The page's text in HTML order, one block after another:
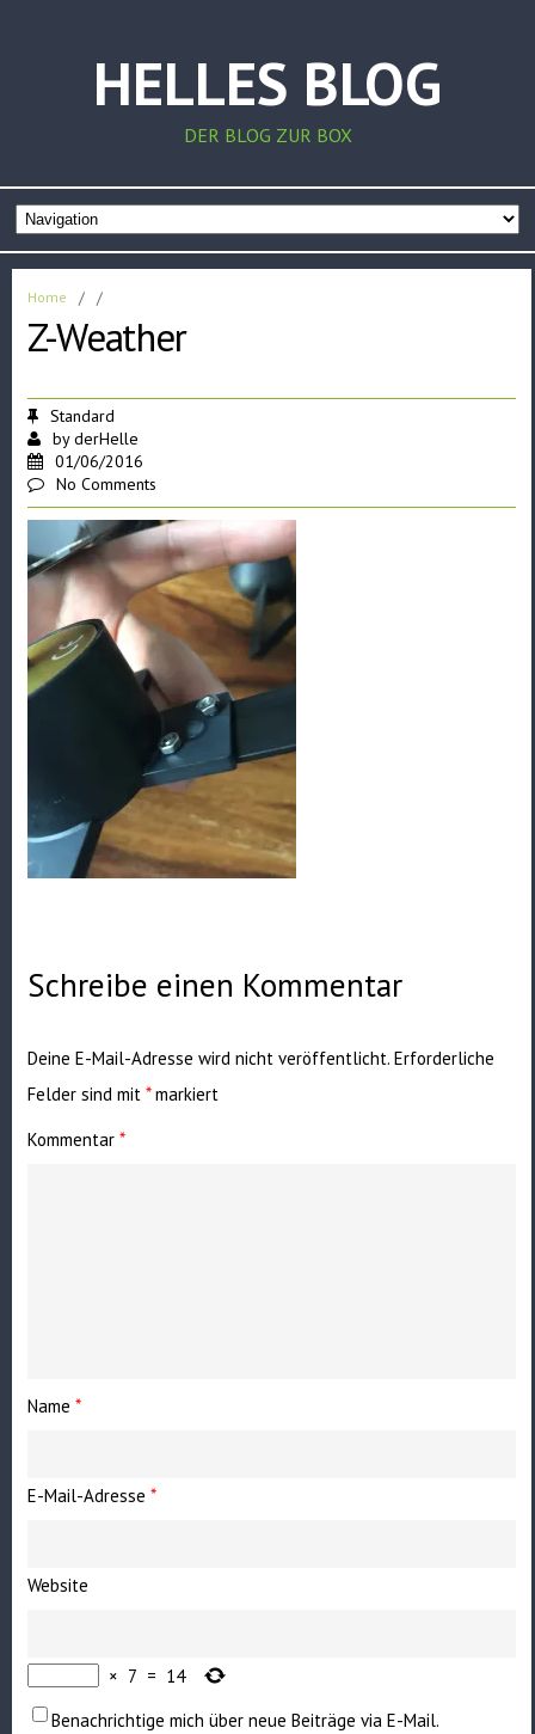
HELLES BLOG
DER BLOG ZUR BOX
Home / /
Z-Weather
Standard
byderHelle
01/06/2016
No Comments
Schreibe einen Kommentar
Deine E-Mail-Adresse wird nicht veröffentlicht. Erforderliche
Felder sind mit*markiert
Kommentar*
Name*
E-Mail-Adresse*
Website
× 7 = 14
Benachrichtige mich über neue Beiträge via E-Mail.